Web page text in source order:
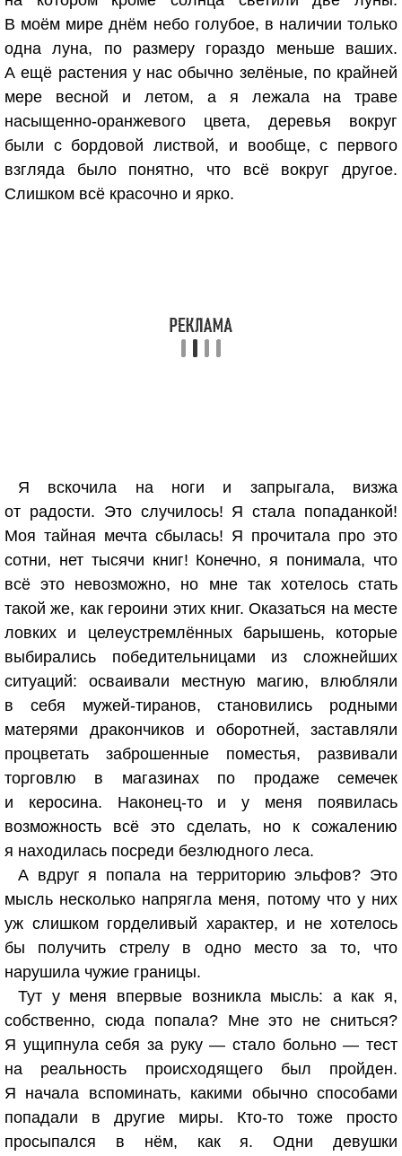
В моём мире днём небо голубое, в наличии только
одна луна, по размеру гораздо меньше ваших.
А ещё растения у нас обычно зелёные, по крайней
мере весной и летом, а я лежала на траве
насыщенно-оранжевого цвета, деревья вокруг
были с бордовой листвой, и вообще, с первого
взгляда было понятно, что всё вокруг другое.
Слишком всё красочно и ярко.
Я вскочила на ноги и запрыгала, визжа
от радости. Это случилось! Я стала попаданкой!
Моя тайная мечта сбылась! Я прочитала про это
сотни, нет тысячи книг! Конечно, я понимала, что
всё это невозможно, но мне так хотелось стать
такой же, как героини этих книг. Оказаться на месте
ловких и целеустремлённых барышень, которые
выбирались победительницами из сложнейших
ситуаций: осваивали местную магию, влюбляли
в себя мужей-тиранов, становились родными
матерями дракончиков и оборотней, заставляли
процветать заброшенные поместья, развивали
торговлю в магазинах по продаже семечек
и керосина. Наконец-то и у меня появилась
возможность всё это сделать, но к сожалению
я находилась посреди безлюдного леса.
А вдруг я попала на территорию эльфов? Это
мысль несколько напрягла меня, потому что у них
уж слишком горделивый характер, и не хотелось
бы получить стрелу в одно место за то, что
нарушила чужие границы.
Тут у меня впервые возникла мысль: а как я,
собственно, сюда попала? Мне это не сниться?
Я ущипнула себя за руку — стало больно — тест
на реальность происходящего был пройден.
Я начала вспоминать, какими обычно способами
попадали в другие миры. Кто-то тоже просто
просыпался в нём, как я. Одни девушки